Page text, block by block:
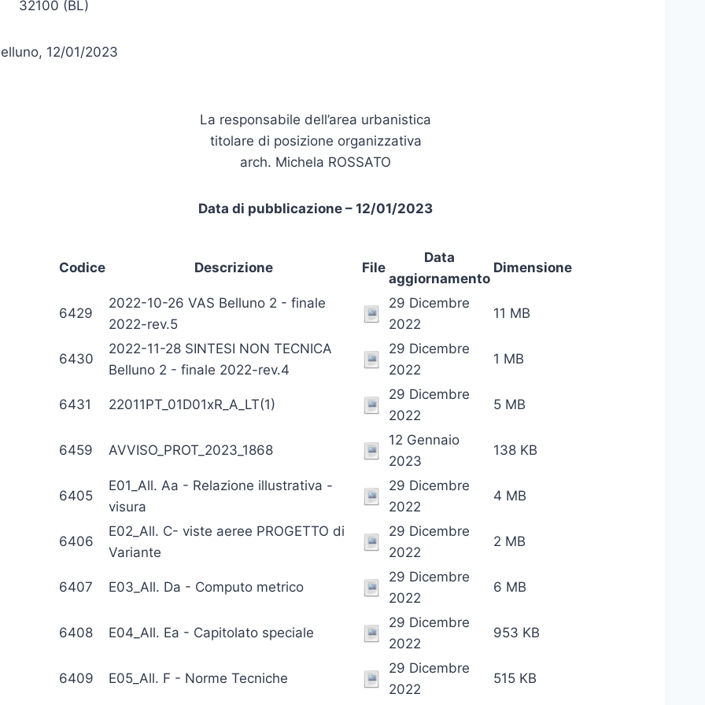
32100 (BL)
12/01/2023
La responsabile dell’area urbanistica
titolare di posizione organizzativa
arch. Michela ROSSATO
Data di pubblicazione – 12/01/2023
Codice Descrizione File
Data
aggiornamento
Dimensione
6429
2022-10-26 VAS Belluno 2 - finale
2022-rev.5
29 Dicembre
2022
11 MB
6430
2022-11-28 SINTESI NON TECNICA
Belluno 2 - finale 2022-rev.4
29 Dicembre
2022
1 MB
6431 22011PT_01D01xR_A_LT(1)
29 Dicembre
2022
5 MB
6459 AVVISO_PROT_2023_1868
12 Gennaio
2023
138 KB
6405
E01_All. Aa - Relazione illustrativa -
visura
29 Dicembre
2022
4 MB
6406
E02_All. C- viste aeree PROGETTO di
Variante
29 Dicembre
2022
2 MB
6407 E03_All. Da - Computo metrico
29 Dicembre
2022
6 MB
6408 E04_All. Ea - Capitolato speciale
29 Dicembre
2022
953 KB
6409 E05_All. F - Norme Tecniche
29 Dicembre
2022
515 KB